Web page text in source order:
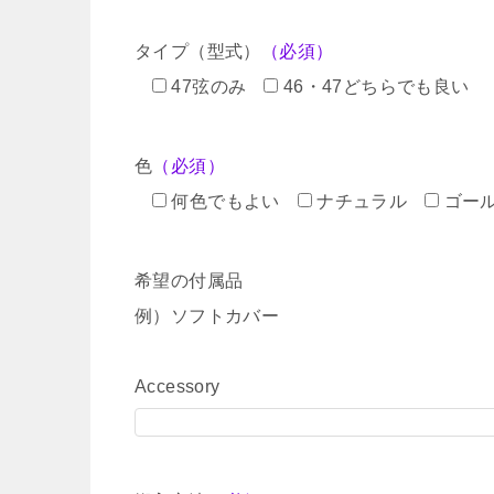
タイプ（型式）
（必須）
47弦のみ
46・47どちらでも良い
色 （必須）
何色でもよい
ナチュラル ゴー
希望の付属品
例）ソフトカバー
Accessory